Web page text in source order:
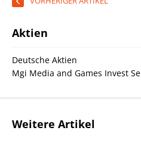
Aktien
Deutsche Aktien
Mgi Media and Games Invest Se
Weitere Artikel